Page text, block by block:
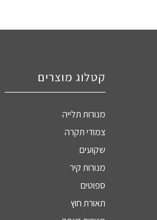
קטלוג מוצרים
מנורות תלייה
צמודי תקרה
שקועים
מנורות קיר
ספוטים
תאורת חוץ